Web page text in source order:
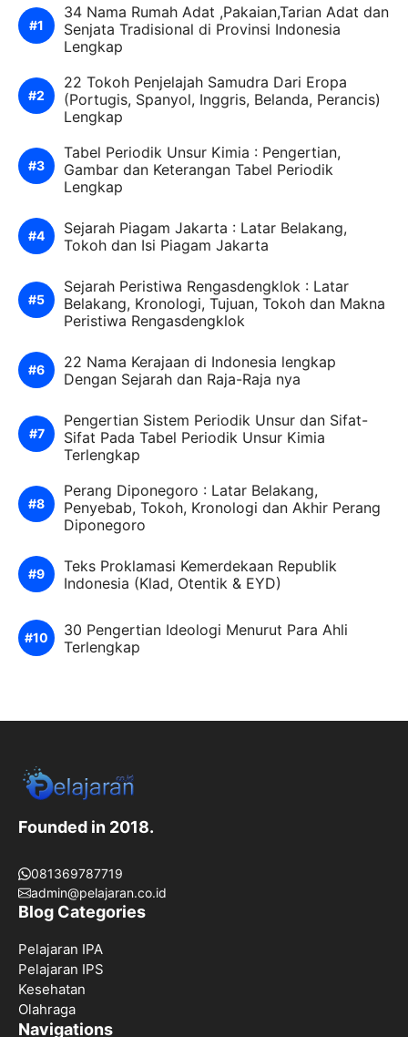
34 Nama Rumah Adat ,Pakaian,Tarian Adat dan
Senjata Tradisional di Provinsi Indonesia
Lengkap
22 Tokoh Penjelajah Samudra Dari Eropa
(Portugis, Spanyol, Inggris, Belanda, Perancis)
Lengkap
Tabel Periodik Unsur Kimia : Pengertian,
Gambar dan Keterangan Tabel Periodik
Lengkap
Sejarah Piagam Jakarta : Latar Belakang,
Tokoh dan Isi Piagam Jakarta
Sejarah Peristiwa Rengasdengklok : Latar
Belakang, Kronologi, Tujuan, Tokoh dan Makna
Peristiwa Rengasdengklok
22 Nama Kerajaan di Indonesia lengkap
Dengan Sejarah dan Raja-Raja nya
Pengertian Sistem Periodik Unsur dan Sifat-
Sifat Pada Tabel Periodik Unsur Kimia
Terlengkap
Perang Diponegoro : Latar Belakang,
Penyebab, Tokoh, Kronologi dan Akhir Perang
Diponegoro
Teks Proklamasi Kemerdekaan Republik
Indonesia (Klad, Otentik & EYD)
30 Pengertian Ideologi Menurut Para Ahli
Terlengkap
Founded in 2018.
081369787719
admin@pelajaran.co.id
Blog Categories
Pelajaran IPA
Pelajaran IPS
Kesehatan
Olahraga
Navigations